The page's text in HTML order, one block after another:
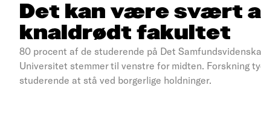
Det kan være svært
knaldrødt fakultet
80 procent af de studerende på Det
Universitet stemmer til venstre for midten. Forskning
studerende at stå ved borgerlige holdninger.